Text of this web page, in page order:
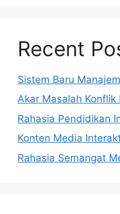
Recent
Sistem Baru
Akar Masalah Konflik
Rahasia Pendidikan
Konten Media
Rahasia Semangat